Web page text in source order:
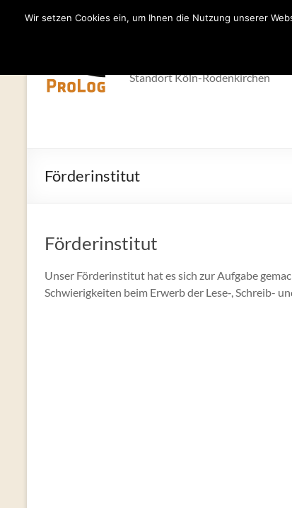
Standort Köln-Rodenkirchen
Förderinstitut
Förderinstitut
Unser Förderinstitut hat es sich zur Aufgabe
Schwierigkeiten beim Erwerb der Lese‑, Schreib-
Wir setzen Cookies ein, um Ihnen die Nutzung unserer